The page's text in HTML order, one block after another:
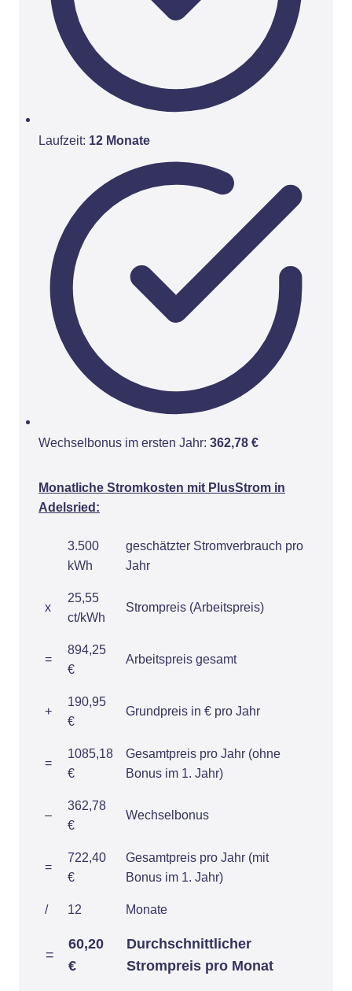
Laufzeit: 12 Monate
Wechselbonus im ersten Jahr: 362,78 €
Monatliche Stromkosten mit PlusStrom in
Adelsried:
3.500
kWh
geschätzter Stromverbrauch pro
Jahr
x
25,55
ct/kWh
Strompreis (Arbeitspreis)
=
894,25
€
Arbeitspreis gesamt
+
190,95
€
Grundpreis in € pro Jahr
=
1085,18
€
Gesamtpreis pro Jahr (ohne
Bonus im 1. Jahr)
–
362,78
€
Wechselbonus
=
722,40
€
Gesamtpreis pro Jahr (mit
Bonus im 1. Jahr)
/ 12 Monate
=
60,20
€
Durchschnittlicher
Strompreis pro Monat